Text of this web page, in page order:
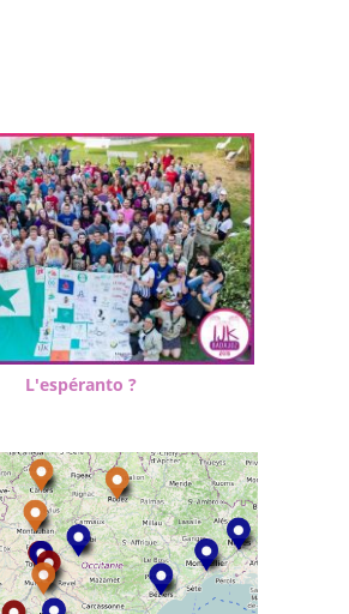
L'espéranto ?